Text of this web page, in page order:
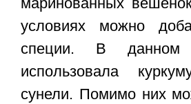
условиях можно
специи. В данном
использовала
сунели. Помимо них